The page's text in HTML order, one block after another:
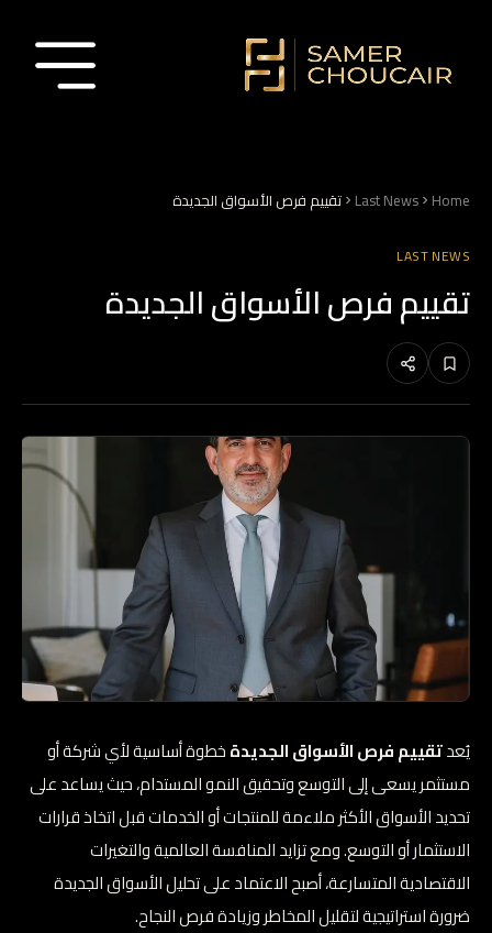
Home
Last News تقييم فرص الأسواق الجديدة
LAST NEWS
تقييم فرص الأسواق الجديدة
يُعدتقييم فرص الأسواق الجديدةخطوة أساسية لأي شركة أو
مستثمر يسعى إلى التوسع وتحقيق النمو المستدام، حيث يساعد على
تحديد الأسواق الأكثر ملاءمة للمنتجات أو الخدمات قبل اتخاذ قرارات
الاستثمار أو التوسع. ومع تزايد المنافسة العالمية والتغيرات
الاقتصادية المتسارعة، أصبح الاعتماد على تحليل الأسواق الجديدة
ضرورة استراتيجية لتقليل المخاطر وزيادة فرص النجاح.